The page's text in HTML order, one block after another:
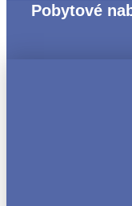
Pobytové